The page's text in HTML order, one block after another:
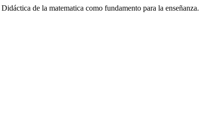
de la matematica como fundamento para la enseñanza.